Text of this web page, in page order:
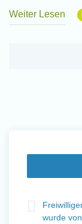
Weiter Lesen
wurde